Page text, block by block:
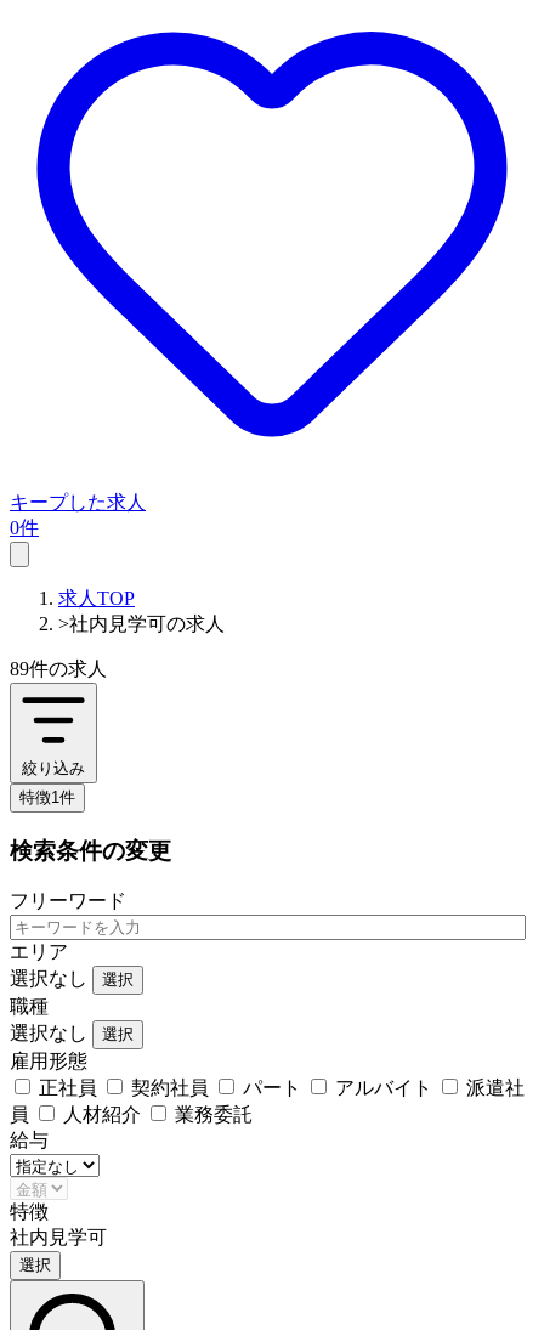
キープした求人
0件
求人TOP
>社内見学可の求人
89件の求人
絞り込み
特徴1件
検索条件の変更
フリーワード
エリア
選択なし
選択
職種
選択なし
選択
雇用形態
正社員
契約社員 パート アルバイト
派遣社
員
人材紹介
業務委託
給与
特徴
社内見学可
選択